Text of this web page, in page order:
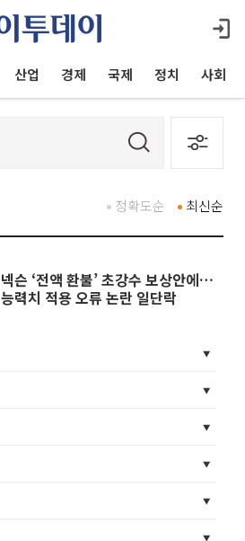
산업 경제 국제 정치 사회
최신순
정확도순
넥슨 ‘전액 환불’ 초강수 보상안에…
능력치 적용 오류 논란 일단락